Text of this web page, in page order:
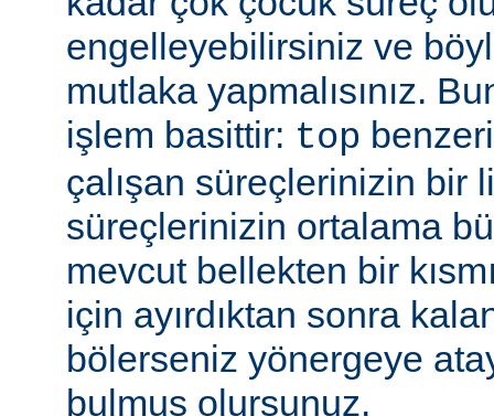
engelleyebilirsiniz ve
mutlaka yapmalısınız.
işlem basittir: top
çalışan süreçlerinizin bir
süreçlerinizin ortalama
mevcut bellekten bir
için ayırdıktan sonra
bölerseniz yönergeye
bulmuş olursunuz.